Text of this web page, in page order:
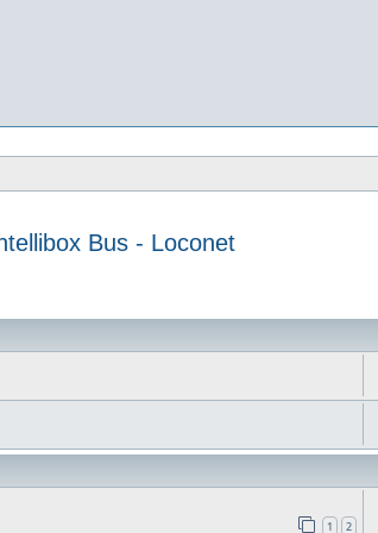
Bus - Loconet
1 2